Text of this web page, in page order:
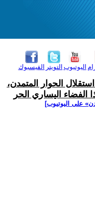
الفيسبوك التويتر اليوتيوب
الحوار المتمدن،
اليساري الحر
على اليوتيوب]